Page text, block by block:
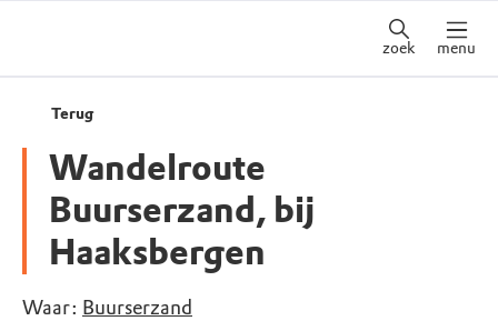
zoek menu
Terug
Wandelroute
Buurserzand, bij
Haaksbergen
Waar: Buurserzand